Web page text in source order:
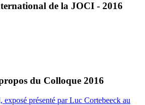
de la JOCI - 2016
du Colloque 2016
présenté par Luc Cortebeeck au